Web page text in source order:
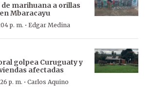
marihuana a orillas
Mbaracayu
p. m. · Edgar Medina
golpea Curuguaty y
afectadas
p. m. · Carlos Aquino